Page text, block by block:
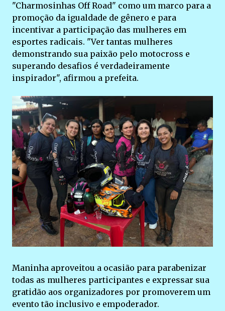
"Charmosinhas Off Road" como um marco para a
promoção da igualdade de gênero e para
incentivar a participação das mulheres em
esportes radicais. "Ver tantas mulheres
demonstrando sua paixão pelo motocross e
superando desafios é verdadeiramente
inspirador", afirmou a prefeita.
Maninha aproveitou a ocasião para parabenizar
todas as mulheres participantes e expressar sua
gratidão aos organizadores por promoverem um
evento tão inclusivo e empoderador.